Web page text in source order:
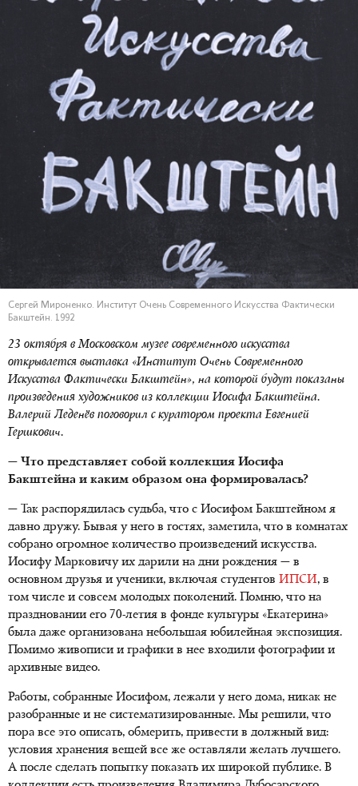
Сергей Мироненко. Институт Очень Современного Искусства Фактически
Бакштейн. 1992
23 октября в Московском музее современного искусства
открывается выставка «Институт Очень Современного
Искусства Фактически Бакштейн», на которой будут показаны
произведения художников из коллекции Иосифа Бакштейна.
Валерий Леденёв поговорил с куратором проекта Евгенией
Гершкович.
— Что представляет собой коллекция Иосифа
Бакштейна и каким образом она формировалась?
— Так распорядилась судьба, что с Иосифом Бакштейном я
давно дружу. Бывая у него в гостях, заметила, что в комнатах
собрано огромное количество произведений искусства.
Иосифу Марковичу их дарили на дни рождения — в
основном друзья и ученики, включая студентов ИПСИ, в
том числе и совсем молодых поколений. Помню, что на
праздновании его 70-летия в фонде культуры «Екатерина»
была даже организована небольшая юбилейная экспозиция.
Помимо живописи и графики в нее входили фотографии и
архивные видео.
Работы, собранные Иосифом, лежали у него дома, никак не
разобранные и не систематизированные. Мы решили, что
пора все это описать, обмерить, привести в должный вид:
условия хранения вещей все же оставляли желать лучшего.
А после сделать попытку показать их широкой публике. В